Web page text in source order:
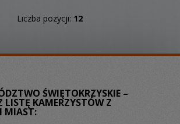
Liczba pozycji: 12
ŚWIĘTOKRZYSKIE –
LISTĘ KAMERZYSTÓW Z
MIAST: